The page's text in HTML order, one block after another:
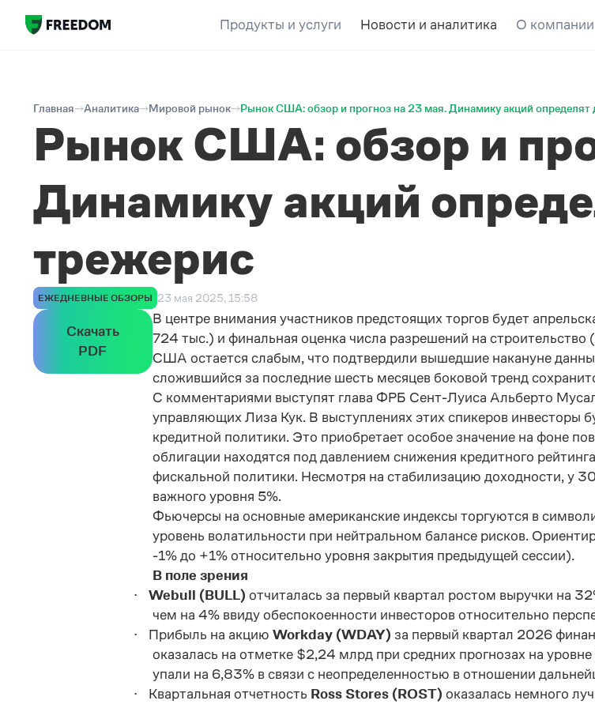
Продукты и услуги Новости и аналитика О компании
Главная Аналитика Мировой рынок Рынок США: обзор и прогноз на 23 мая. Динамику акций определят
Рынок США: обзор и
Динамику акций
трежерис
ЕЖЕДНЕВНЫЕ ОБЗОРЫ 23 мая 2025, 15:58
Скачать
PDF
В центре внимания участников предстоящих торгов будет
724 тыс.) и финальная оценка числа разрешений на
США остается слабым, что подтвердили вышедшие накануне
сложившийся за последние шесть месяцев боковой тренд
С комментариями выступят глава ФРБ Сент-Луиса Альберто
управляющих Лиза Кук. В выступлениях этих спикеров инвесторы
кредитной политики. Это приобретает особое значение на фоне
облигации находятся под давлением снижения кредитного
фискальной политики. Несмотря на стабилизацию доходности, у
важного уровня 5%.
Фьючерсы на основные американские индексы торгуются в
уровень волатильности при нейтральном балансе рисков.
-1% до +1% относительно уровня закрытия предыдущей сессии).
В поле зрения
·
Webull (BULL) отчиталась за первый квартал ростом выручки на
чем на 4% ввиду обеспокоенности инвесторов относительно
·
Прибыль на акцию Workday (WDAY) за первый квартал 2026
оказалась на отметке $2,24 млрд при средних прогнозах на
упали на 6,83% в связи с неопределенностью в отношении
·
Квартальная отчетность Ross Stores(ROST) оказалась немного